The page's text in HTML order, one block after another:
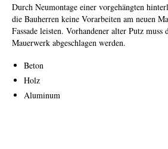
Durch Neumontage einer vorgehängten
die Bauherren keine Vorarbeiten am neuen
Fassade leisten. Vorhandener alter Putz muss
Mauerwerk abgeschlagen werden.
Beton
Holz
Aluminum